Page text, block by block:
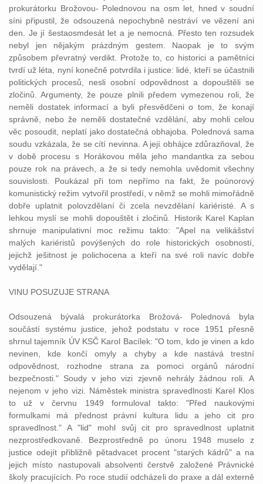
prokurátorku Brožovou- Polednovou na osm let, hned v soudní
síni připustil, že odsouzená nepochybně nestráví vevězení ani
den. Je jí šestaosmdesát let a je nemocná. Přesto ten rozsudek
nebyl jen nějakým prázdným gestem. Naopak je to svým
způsobem převratný verdikt. Protože to, co historici a pamětníci
tvrdí už léta, nyní konečně potvrdila i justice: lidé, kteří se účastnili
politických procesů, nesli osobní odpovědnost a dopouštěli se
zločinů. Argumenty, že pouze plnili předem vymezenou roli, že
neměli dostatek informací a byli přesvědčeni o tom, že konají
správně, nebo že neměli dostatečné vzdělání, aby mohli celou
věc posoudit, neplatí jako dostatečnáobhajoba . Polednová sama
soudu vzkázala, že se cítí nevinna. A její obhájce zdůrazňoval, že
v době procesu s Horákovou měla jeho mandantka za sebou
pouze rok na právech, a že si tedy nemohla uvědomit všechny
souvislosti. Poukázal při tom nepřímo na fakt, že poúnorový
komunistický režim vytvořil prostředí, v němž se mohli mimořádně
dobře uplatnit polovzdělaní či zcela nevzdělaní kariéristé. A s
lehkou myslí se mohli dopouštět i zločinů. Historik Karel Kaplan
shrnuje manipulativní moc režimu takto: "Apel na velikášství
malých kariéristů povýšených do role historických osobností,
jejichž ješitnost je polichocena a kteří na své roli navíc dobře
vydělají."
VINU POSUZUJE STRANA
Odsouzená bývalá prokurátorka Brožová- Polednová byla
součástí systému justice , jehož podstatu v roce 1951 přesně
shrnul tajemník ÚV KSČ Karol Bacílek: "O tom, kdo je vinen a kdo
nevinen, kde končí omyly a chyby a kde nastává trestní
odpovědnost , rozhodne strana za pomoci orgánů národní
bezpečnosti." Soudy v jeho vizi zjevně nehrály žádnou roli. A
nejenom v jeho vizi. Náměstek ministra spravedlnosti Karel Klos
to už v červnu 1949 formuloval takto: "Před naukovými
formulkami má přednost právní kultura lidu a jeho cit pro
spravedlnost." A "lid" mohl svůj cit pro spravedlnost uplatnit
nezprostředkovaně. Bezprostředně po únoru 1948 muselo z
justice odejít přibližně pětadvacet procent "starých kádrů" a na
jejich místo nastupovali absolventi čerstvě založené Právnické
školy pracujících. Po roce studií odcházeli do praxe a dál externě